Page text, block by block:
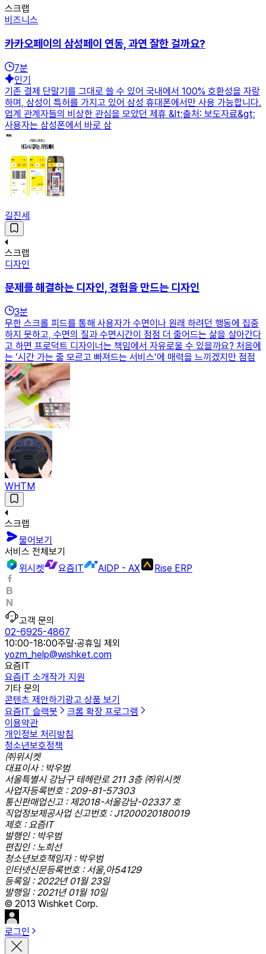
스크랩
비즈니스
카카오페이의 삼성페이 연동, 과연 잘한 걸까요?
7분
인기
기존 결제 단말기를 그대로 쓸 수 있어 국내에서 100% 호환성을 자랑
하며, 삼성이 특허를 가지고 있어 삼성 휴대폰에서만 사용 가능합니다.
업계 관계자들의 비상한 관심을 모았던 제휴 &lt;출처: 보도자료&gt;
사용자는 삼성폰에서 바로 삼
길진세
스크랩
디자인
문제를 해결하는 디자인, 경험을 만드는 디자인
3분
무한 스크롤 피드를 통해 사용자가 수면이나 원래 하려던 행동에 집중
하지 못하고, 수면의 질과 수면시간이 점점 더 줄어드는 삶을 살아간다
고 하면 프로덕트 디자이너는 책임에서 자유로울 수 있을까요? 처음에
는 ‘시간 가는 줄 모르고 빠져드는 서비스’에 매력을 느끼겠지만 점점
WHTM
스크랩
물어보기
서비스 전체보기
위시켓
요즘IT AIDP - AX Rise ERP
고객 문의
02-6925-4867
10:00-18:00주말·공휴일 제외
yozm_help@wishket.com
요즘IT
요즘IT 소개작가 지원
기타 문의
콘텐츠 제안하기 광고 상품 보기
요즘IT 슬랙봇
크롬 확장 프로그램
이용약관
개인정보 처리방침
청소년보호정책
㈜위시켓
대표이사 : 박우범
서울특별시 강남구 테헤란로 211 3층 ㈜위시켓
사업자등록번호 : 209-81-57303
통신판매업신고 : 제2018-서울강남-02337 호
직업정보제공사업 신고번호 : J1200020180019
제호 : 요즘IT
발행인 : 박우범
편집인 : 노희선
청소년보호책임자 : 박우범
인터넷신문등록번호 : 서울,아54129
등록일 : 2022년 01월 23일
발행일 : 2021년 01월 10일
© 2013 Wishket Corp.
로그인